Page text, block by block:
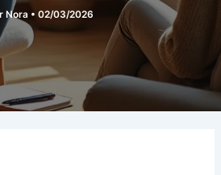
Nora • 02/03/2026